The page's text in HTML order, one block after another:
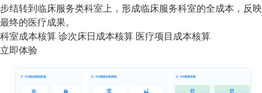
步结转到临床服务类科室上，形成临床服务科室的全成本，反映
最终的医疗成果。
科室成本核算 诊次床日成本核算 医疗项目成本核算
立即体验